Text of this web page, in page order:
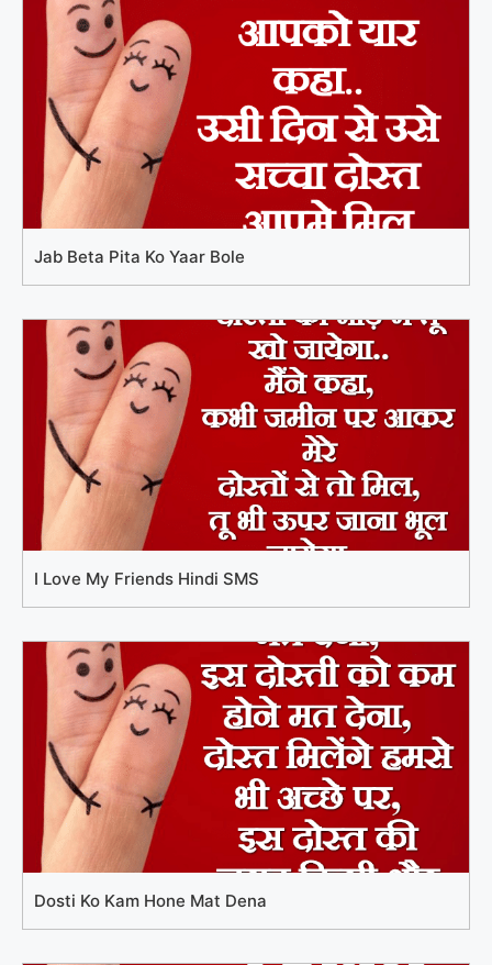
Jab Beta Pita Ko Yaar Bole
I Love My Friends Hindi SMS
Dosti Ko Kam Hone Mat Dena